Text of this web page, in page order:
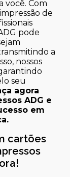
você. Com
de
pode
a
nossos
seu
agora
ADG e
em
cartões